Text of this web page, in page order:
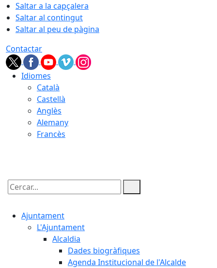
Saltar a la capçalera
Saltar al contingut
Saltar al peu de pàgina
Contactar
Idiomes
Català
Castellà
Anglès
Alemany
Francès
Cercar:
Ajuntament
L'Ajuntament
Alcaldia
Dades biogràfiques
Agenda Institucional de l'Alcalde